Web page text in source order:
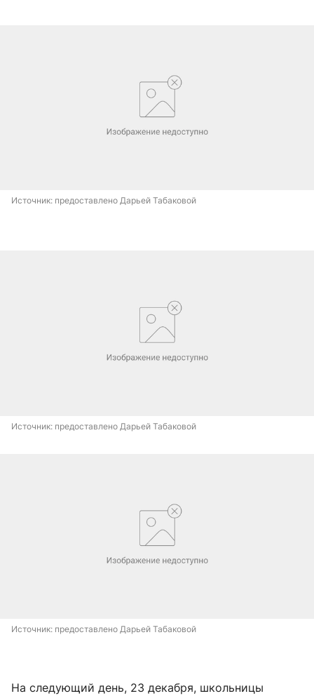
Источник: предоставлено Дарьей Табаковой
Источник: предоставлено Дарьей Табаковой
Источник: предоставлено Дарьей Табаковой
На следующий день, 23 декабря, школьницы